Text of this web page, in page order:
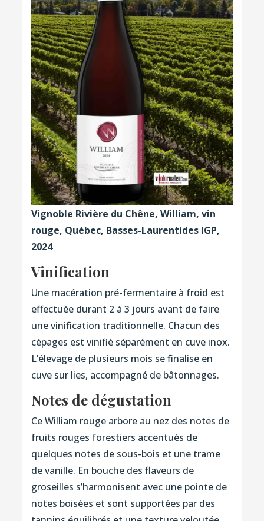
Vignoble Rivière du Chêne, William, vin
rouge, Québec, Basses-Laurentides IGP,
2024
Vinification
Une macération pré-fermentaire à froid est
effectuée durant 2 à 3 jours avant de faire
une vinification traditionnelle. Chacun des
cépages est vinifié séparément en cuve inox.
L’élevage de plusieurs mois se finalise en
cuve sur lies, accompagné de bâtonnages.
Notes de dégustation
Ce William rouge arbore au nez des notes de
fruits rouges forestiers accentués de
quelques notes de sous-bois et une trame
de vanille. En bouche des flaveurs de
groseilles s’harmonisent avec une pointe de
notes boisées et sont supportées par des